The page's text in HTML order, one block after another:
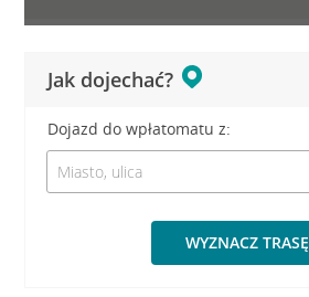
Jak dojechać?
Dojazd do wpłatomatu z:
WYZNACZ TRASĘ